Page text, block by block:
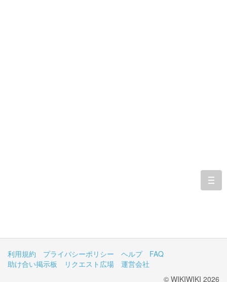
利用規約 プライバシーポリシー ヘルプ
FAQ
助け合い掲示板
リクエスト広場
運営会社
© WIKIWIKI 2026